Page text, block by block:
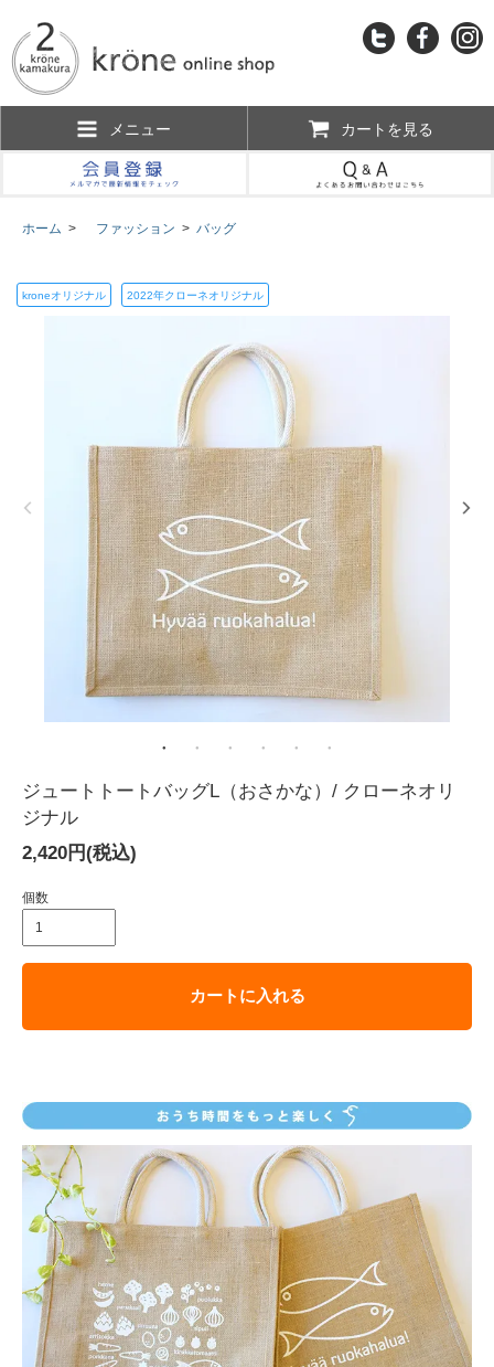
メニュー カートを見る
ホーム > ファッション > バッグ
kroneオリジナル 2022年クローネオリジナル
ジュートトートバッグL（おさかな）/ クローネオリ
ジナル
2,420円(税込)
個数
カートに入れる